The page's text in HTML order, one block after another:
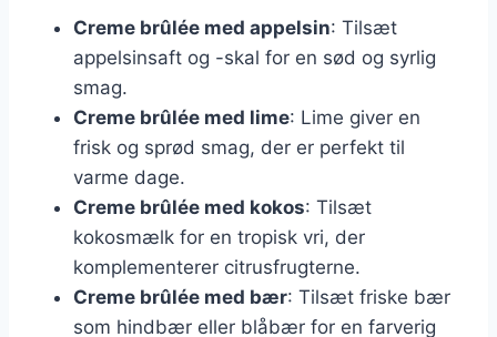
Creme brûlée med appelsin: Tilsæt
appelsinsaft og -skal for en sød og syrlig
smag.
Creme brûlée med lime: Lime giver en
frisk og sprød smag, der er perfekt til
varme dage.
Creme brûlée med kokos: Tilsæt
kokosmælk for en tropisk vri, der
komplementerer citrusfrugterne.
Creme brûlée med bær: Tilsæt friske bær
som hindbær eller blåbær for en farverig